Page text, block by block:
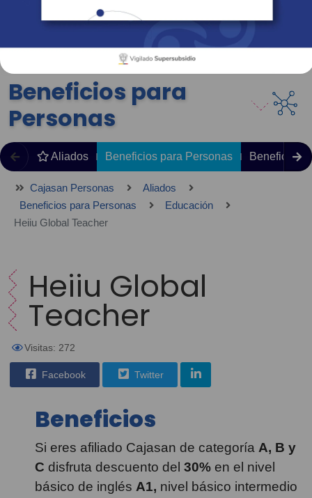
Revista Fácil Vivir
Sedes Directorio Servicios En Línea
Beneficios para
Personas
Aliados Beneficios para Personas Beneficios
Cajasan Personas
Aliados
Beneficios para Personas
Educación
Heiiu Global Teacher
Heiiu Global
Teacher
Visitas: 272
Facebook Twitter
Beneficios
Si eres afiliado Cajasan de categoría A, B y
C disfruta descuento del 30% en el nivel
básico de inglés A1, nivel básico intermedio